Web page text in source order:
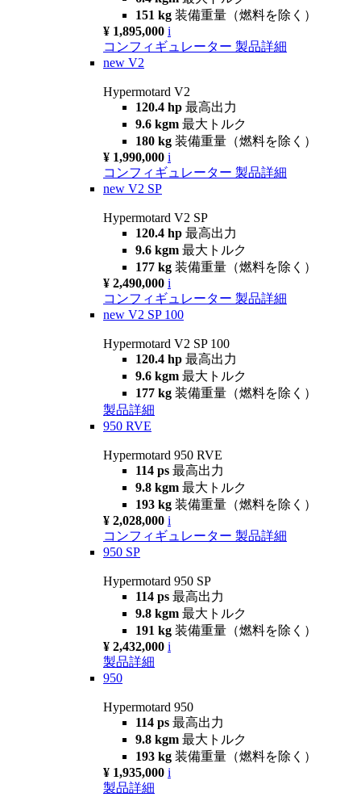
151 kg 装備重量（燃料を除く）
¥ 1,895,000 i
コンフィギュレーター 製品詳細
new V2
Hypermotard V2
120.4 hp 最高出力
9.6 kgm 最大トルク
180 kg 装備重量（燃料を除く）
¥ 1,990,000 i
コンフィギュレーター 製品詳細
new V2 SP
Hypermotard V2 SP
120.4 hp 最高出力
9.6 kgm 最大トルク
177 kg 装備重量（燃料を除く）
¥ 2,490,000 i
コンフィギュレーター 製品詳細
new V2 SP 100
Hypermotard V2 SP 100
120.4 hp 最高出力
9.6 kgm 最大トルク
177 kg 装備重量（燃料を除く）
製品詳細
950 RVE
Hypermotard 950 RVE
114 ps 最高出力
9.8 kgm 最大トルク
193 kg 装備重量（燃料を除く）
¥ 2,028,000 i
コンフィギュレーター 製品詳細
950 SP
Hypermotard 950 SP
114 ps 最高出力
9.8 kgm 最大トルク
191 kg 装備重量（燃料を除く）
¥ 2,432,000 i
製品詳細
950
Hypermotard 950
114 ps 最高出力
9.8 kgm 最大トルク
193 kg 装備重量（燃料を除く）
¥ 1,935,000 i
製品詳細